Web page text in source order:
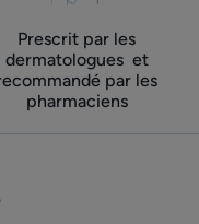
Prescrit par les
dermatologues ​ et
par les
pharmaciens